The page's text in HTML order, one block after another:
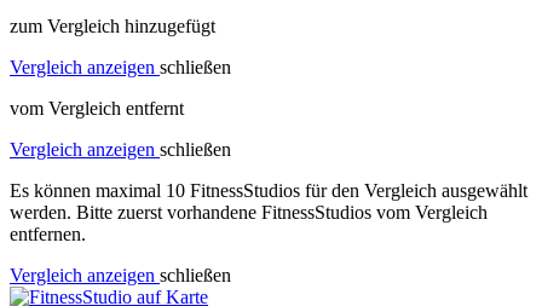
zum Vergleich hinzugefügt
Vergleich anzeigen schließen
vom Vergleich entfernt
Vergleich anzeigen schließen
Es können maximal 10 FitnessStudios für den Vergleich ausgewählt
werden. Bitte zuerst vorhandene FitnessStudios vom Vergleich
entfernen.
Vergleich anzeigen schließen